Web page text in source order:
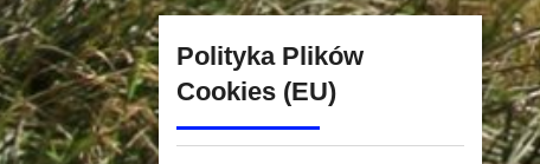
Polityka Plików
Cookies (EU)